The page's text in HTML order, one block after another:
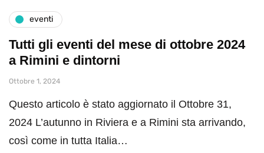
eventi
Tutti gli eventi del mese di ottobre 2024
a Rimini e dintorni
Ottobre 1, 2024
Questo articolo è stato aggiornato il Ottobre 31,
2024 L’autunno in Riviera e a Rimini sta arrivando,
così come in tutta Italia…